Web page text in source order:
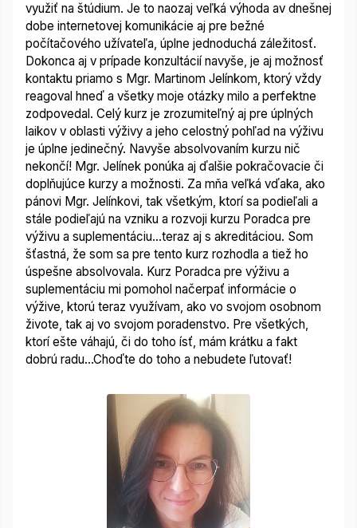
využiť na štúdium. Je to naozaj veľká výhoda av dnešnej
dobe internetovej komunikácie aj pre bežné
počítačového užívateľa, úplne jednoduchá záležitosť.
Dokonca aj v prípade konzultácií navyše, je aj možnosť
kontaktu priamo s Mgr. Martinom Jelínkom, ktorý vždy
reagoval hneď a všetky moje otázky milo a perfektne
zodpovedal. Celý kurz je zrozumiteľný aj pre úplných
laikov v oblasti výživy a jeho celostný pohľad na výživu
je úplne jedinečný. Navyše absolvovaním kurzu nič
nekončí! Mgr. Jelínek ponúka aj ďalšie pokračovacie či
doplňujúce kurzy a možnosti. Za mňa veľká vďaka, ako
pánovi Mgr. Jelínkovi, tak všetkým, ktorí sa podieľali a
stále podieľajú na vzniku a rozvoji kurzu Poradca pre
výživu a suplementáciu...teraz aj s akreditáciou. Som
šťastná, že som sa pre tento kurz rozhodla a tiež ho
úspešne absolvovala. Kurz Poradca pre výživu a
suplementáciu mi pomohol načerpať informácie o
výžive, ktorú teraz využívam, ako vo svojom osobnom
živote, tak aj vo svojom poradenstvo. Pre všetkých,
ktorí ešte váhajú, či do toho ísť, mám krátku a fakt
dobrú radu…Choďte do toho a nebudete ľutovať!